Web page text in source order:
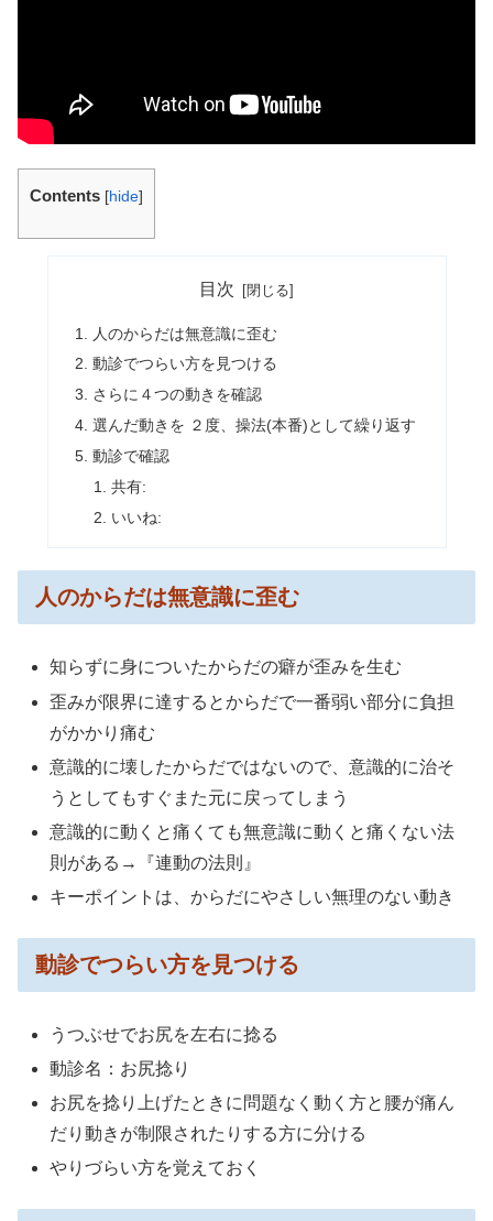
Contents [hide]
目次
人のからだは無意識に歪む
動診でつらい方を見つける
さらに４つの動きを確認
選んだ動きを ２度、操法(本番)として繰り返す
動診で確認
共有:
いいね:
人のからだは無意識に歪む
知らずに身についたからだの癖が歪みを生む
歪みが限界に達するとからだで一番弱い部分に負担
がかかり痛む
意識的に壊したからだではないので、意識的に治そ
うとしてもすぐまた元に戻ってしまう
意識的に動くと痛くても無意識に動くと痛くない法
則がある→『連動の法則』
キーポイントは、からだにやさしい無理のない動き
動診でつらい方を見つける
うつぶせでお尻を左右に捻る
動診名：お尻捻り
お尻を捻り上げたときに問題なく動く方と腰が痛ん
だり動きが制限されたりする方に分ける
やりづらい方を覚えておく